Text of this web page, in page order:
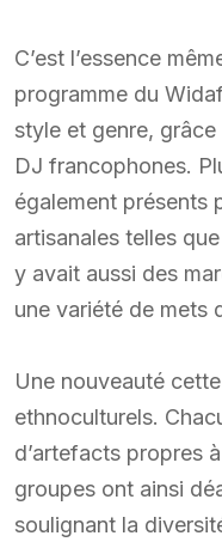
C’est l’essence
programme du
style et genre,
DJ francophones.
également présents
artisanales telles
y avait aussi des
une variété de mets
Une nouveauté
ethnoculturels.
d’artefacts propres
groupes ont ainsi
soulignant la